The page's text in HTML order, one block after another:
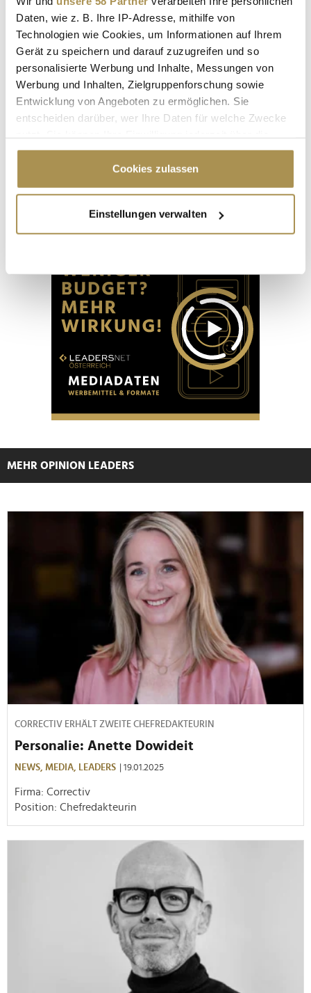
Daten, wie z. B. Ihre IP-Adresse, mithilfe von
Technologien wie Cookies, um Informationen auf Ihrem
Gerät zu speichern und darauf zuzugreifen und so
personalisierte Werbung und Inhalte, Messungen von
Werbung und Inhalten, Zielgruppenforschung sowie
Entwicklung von Angeboten zu ermöglichen. Sie
entscheiden darüber, wer Ihre Daten für welche Zwecke
Cookie-Erklärung oder durch Klicken auf das Privacy
Trigger Symbol ändern oder widerrufen
Informationen über Ihre geografische Lage
erfassen, welche bis auf einige Meter genau sein
bestimmten Merkmalen (Fingerprinting) identifizieren
Erfahren Sie mehr darüber, wie Ihre persönlichen Daten
verarbeitet werden, und legen Sie Ihre Präferenzen im
Wir verwenden Cookies, um Inhalte und Anzeigen zu
personalisieren, Funktionen für soziale Medien anbieten
analysieren. Außerdem geben wir Informationen zu Ihrer
Cookies zulassen
Einstellungen verwalten
Advertisement
MEHR OPINION LEADERS
CORRECTIV ERHÄLT ZWEITE CHEFREDAKTEURIN
Personalie: Anette Dowideit
NEWS, MEDIA, LEADERS | 19.01.2025
Firma: Correctiv
Position: Chefredakteurin